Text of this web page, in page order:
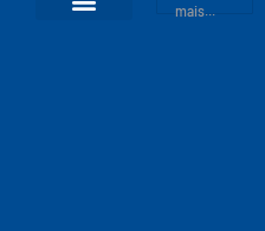
mais...